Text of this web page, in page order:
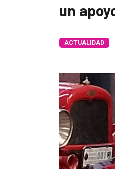
Fúnebres
Empresa
Nosotros
Contacto
un
ACTUALIDAD